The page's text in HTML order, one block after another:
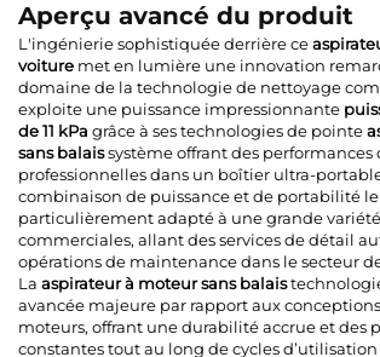
Aperçu avancé du produit
L'ingénierie sophistiquée derrière ce
voiture met en lumière une innovation
domaine de la technologie de nettoyage
exploite une puissance impressionnante
de 11 kPa grâce à ses technologies de pointe
sans balaissystème offrant des performances
professionnelles dans un boîtier ultra-
combinaison de puissance et de portabilité
particulièrement adapté à une grande
commerciales, allant des services de détail
opérations de maintenance dans le secteur
La aspirateur à moteur sans balais
avancée majeure par rapport aux
moteurs, offrant une durabilité accrue et des
constantes tout au long de cycles